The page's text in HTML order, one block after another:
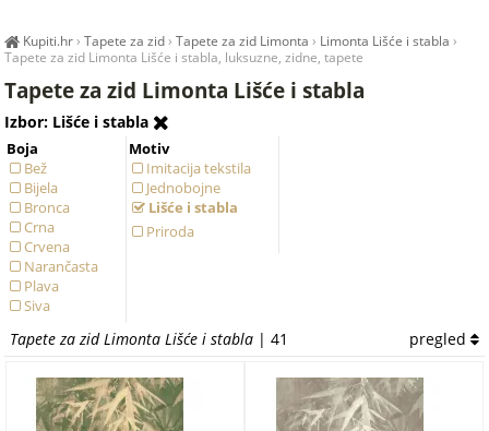
Kupiti.hr›Tapete za zid ›Tapete za zid Limonta › Limonta Lišće i stabla ›
Tapete za zid Limonta Lišće i stabla, luksuzne, zidne, tapete
Tapete za zid Limonta Lišće i stabla
Izbor: Lišće i stabla
Boja
Bež
Bijela
Bronca
Crna
Crvena
Narančasta
Plava
Siva
Srebrna
Zlatna
Žuta
Motiv
Imitacija tekstila
Jednobojne
Lišće i stabla
Priroda
Tapete za zid Limonta Lišće i stabla | 41 pregled